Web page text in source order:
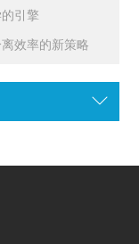
引擎
效率的新策略